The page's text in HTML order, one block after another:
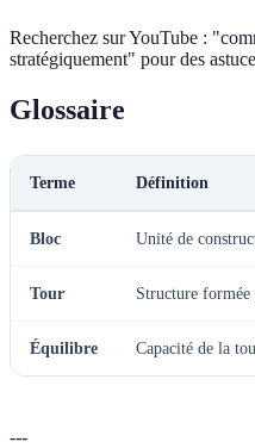
Recherchez sur YouTube :
stratégiquement" pour des
Glossaire
Terme Définition
Bloc Unité de
Tour Structure formée
Équilibre Capacité de la
---